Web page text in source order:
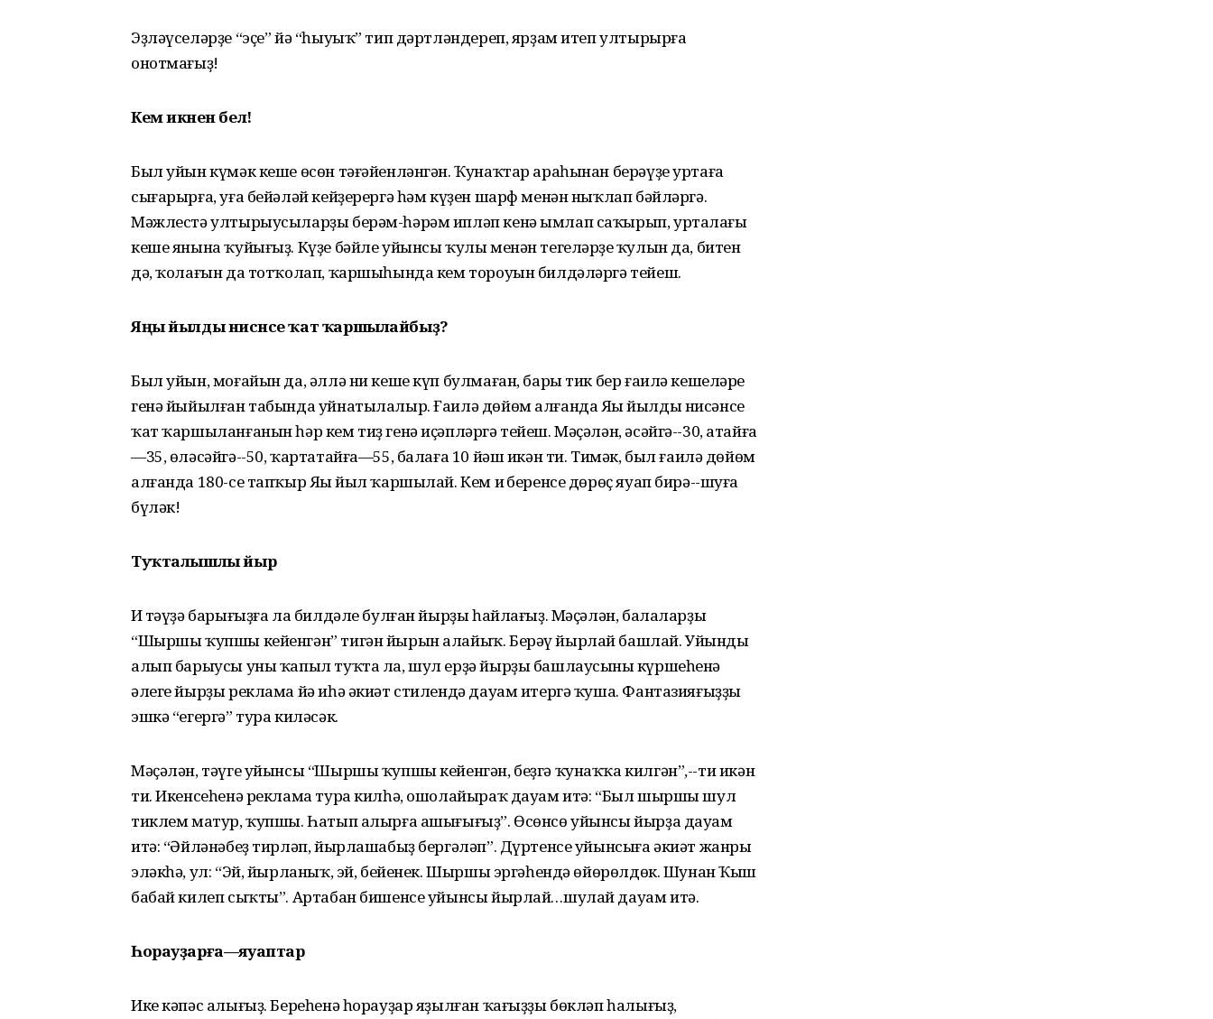
Эҙләүселәрҙе “эҫе” йә “һыуыҡ” тип дәртләндереп, ярҙам итеп ултырырға
онотмағыҙ!
Кем икәнен бел!
Был уйын күмәк кеше өсөн тәғәйенләнгән. Ҡунаҡтар араһынан берәүҙе уртаға
сығарырға, уға бейәләй кейҙерергә һәм күҙен шарф менән ныҡлап бәйләргә.
Мәжлестә ултырыусыларҙы берәм-һәрәм ипләп кенә ымлап саҡырып, урталағы
кеше янына ҡуйығыҙ. Күҙе бәйле уйынсы ҡулы менән тегеләрҙең ҡулын да, битен
дә, ҡолағын да тотҡолап, ҡаршыһында кем тороуын билдәләргә тейеш.
Яңы йылды нисәнсе ҡат ҡаршылайбыҙ?
Был уйын, моғайын да, әллә ни кеше күп булмаған, бары тик бер ғаилә кешеләре
генә йыйылған табында уйнатылалыр. Ғаилә дөйөм алғанда Яңы йылды нисәнсе
ҡат ҡаршыланғанын һәр кем тиҙ генә иҫәпләргә тейеш. Мәҫәлән, әсәйгә--30, атайға
—35, өләсәйгә--50, ҡартатайға—55, балаға 10 йәш икән ти. Тимәк, был ғаилә дөйөм
алғанда 180-се тапҡыр Яңы йыл ҡаршылай. Кем иң беренсе дөрөҫ яуап бирә--шуға
бүләк!
Туҡталышлы йыр
Иң тәүҙә барығыҙға ла билдәле булған йырҙы һайлағыҙ. Мәҫәлән, балаларҙың
“Шыршы ҡупшы кейенгән” тигән йырын алайыҡ. Берәү йырлай башлай. Уйынды
алып барыусы уны ҡапыл туҡта ла, шул ерҙә йырҙы башлаусының күршеһенә
әлеге йырҙы реклама йә иһә әкиәт стилендә дауам итергә ҡуша. Фантазияғыҙҙы
эшкә “егергә” тура киләсәк.
Мәҫәлән, тәүге уйынсы “Шыршы ҡупшы кейенгән, беҙгә ҡунаҡҡа килгән”,--ти икән
ти. Икенсеһенә реклама тура килһә, ошолайыраҡ дауам итә: “Был шыршы шул
тиклем матур, ҡупшы. Һатып алырға ашығығыҙ”. Өсөнсө уйынсы йырҙа дауам
итә: “Әйләнәбеҙ тирләп, йырлашабыҙ бергәләп”. Дүртенсе уйынсыға әкиәт жанры
эләкһә, ул: “Эй, йырланыҡ, эй, бейенек. Шыршы эргәһендә өйөрөлдөк. Шунан Ҡыш
бабай килеп сыҡты”. Артабан бишенсе уйынсы йырлай…шулай дауам итә.
Һорауҙарға—яуаптар
Ике кәпәс алығыҙ. Береһенә һорауҙар яҙылған ҡағыҙҙы бөкләп һалығыҙ,